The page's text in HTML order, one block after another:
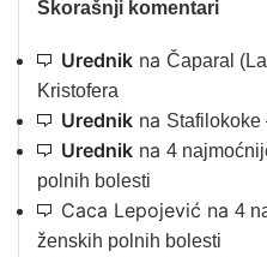
Skorašnji komentari
Urednik na Čaparal
Kristofera
Urednik na Stafilokoke
Urednik na 4
polnih bolesti
Caca Lepojević na 4
ženskih polnih bolesti